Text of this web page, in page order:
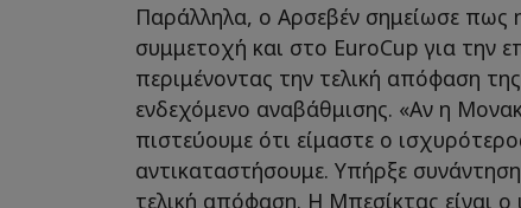
Παράλληλα, ο Αρσεβέν σημείωσε πως
συμμετοχή και στο EuroCup για την
περιμένοντας την τελική απόφαση
ενδεχόμενο αναβάθμισης. «Αν η
πιστεύουμε ότι είμαστε ο
αντικαταστήσουμε. Υπήρξε
τελική απόφαση. Η Μπεσίκτας είναι